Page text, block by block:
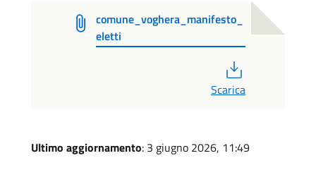
comune_voghera_manifesto_
eletti
Scarica
Ultimo aggiornamento: 3 giugno 2026, 11:49